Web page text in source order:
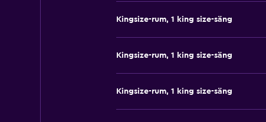
Kingsize-rum, 1 king size-säng
Kingsize-rum, 1 king size-säng
Kingsize-rum, 1 king size-säng